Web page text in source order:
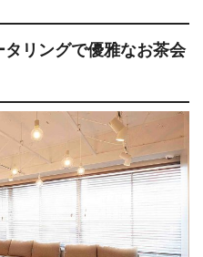
リングで優雅なお茶会